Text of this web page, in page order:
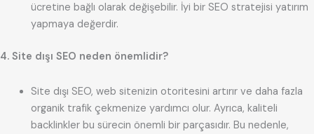
ücretine bağlı olarak değişebilir. İyi bir SEO stratejisi yatırım
yapmaya değerdir.
4. Site dışı SEO neden önemlidir?
Site dışı SEO, web sitenizin otoritesini artırır ve daha fazla
organik trafik çekmenize yardımcı olur. Ayrıca, kaliteli
backlinkler bu sürecin önemli bir parçasıdır. Bu nedenle,